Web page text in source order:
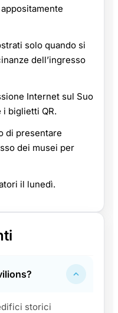
solo quando si
dell’ingresso
Internet sul Suo
biglietti QR.
di presentare
dei musei per
il lunedì.
storici